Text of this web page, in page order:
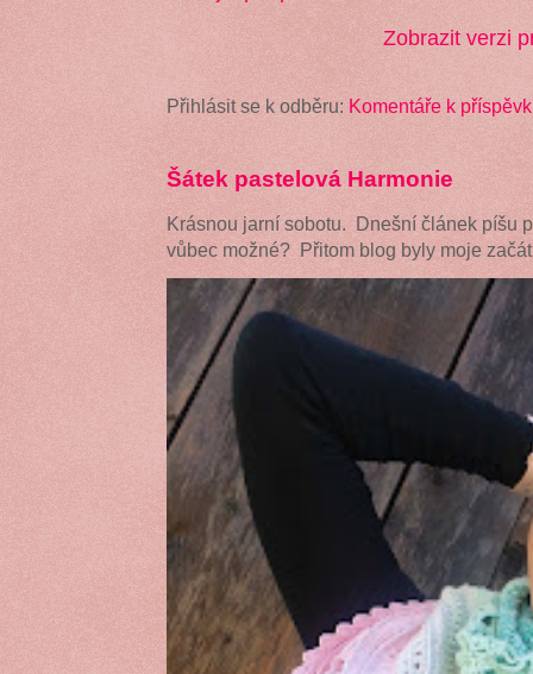
Zobrazit verzi
Přihlásit se k odběru: Komentáře k
Šátek pastelová Harmonie
Krásnou jarní sobotu. Dnešní článek píšu
vůbec možné? Přitom blog byly moje